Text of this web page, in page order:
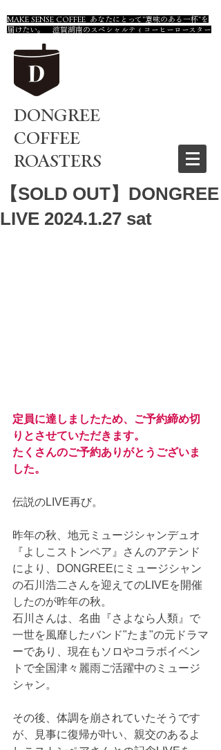
MAKE SENSE COFFEE あなたにとって"意味のある一杯"を
届けたい。 滋賀湖南のスペシャルティコーヒーロースター
DONGREE
COFFEE
ROASTERS
【SOLD OUT】DONGREE
LIVE 2024.1.27 sat
定員に達しましたため、ご予約締め切
りとさせていただきます。
たくさんのご予約ありがとうございま
した。
伝説のLIVE再び。
昨年の秋、地元ミュージシャンデュオ
『よしこストンペア』さんのアテンド
により、DONGREEにミュージシャン
の石川浩二さんを迎えてのLIVEを開催
したのが昨年の秋。
石川さんは、名曲『さよなら人類』で
一世を風靡したバンド"たま"の元ドラマ
ーであり、現在もソロやコラボイベン
トで全国津々麗雨ご活躍中のミュージ
シャン。
その後、体調を崩されていたそうです
が、見事に復帰が叶い、親交のあるよ